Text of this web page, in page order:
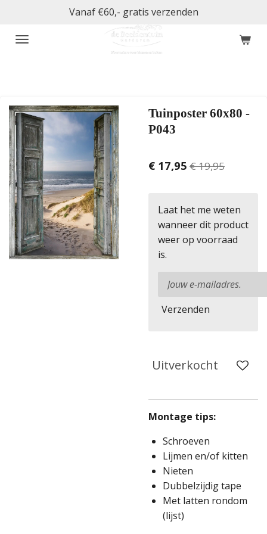
naar
Vanaf €60,- gratis verzenden
Tuinposter 60x80 -
P043
€ 17,95 € 19,95
Laat het me weten
wanneer dit product
weer op voorraad
is.
Verzenden
Uitverkocht
Montage tips:
Schroeven
Lijmen en/of kitten
Nieten
Dubbelzijdig tape
Met latten rondom
(lijst)